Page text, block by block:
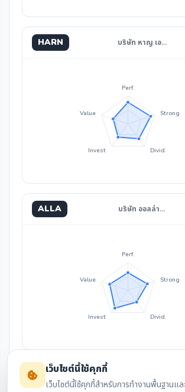
HARN บริษัท หาญ เอ…
Perf.
Strong
Divid.
Invest
Value
ALLA บริษัท ออลล่า…
Perf.
Strong
Divid.
Invest
Value
เว็บไซต์นี้ใช้คุกกี้
เว็บไซต์นี้ใช้คุกกี้สำหรับการทำงานพื้นฐานแ